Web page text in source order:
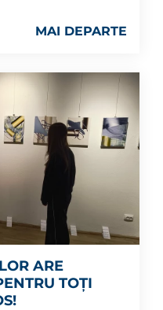
MAI DEPARTE
ARE
TOȚI